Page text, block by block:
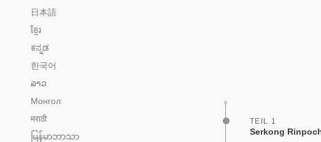
日本語
ខ្មែរ
ಕನ್ನಡ
한국어
ລາວ
Монгол
मराठी
မြန်မာဘာသာ
TEIL 1
Serkong